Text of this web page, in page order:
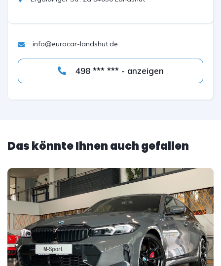
info@eurocar-landshut.de
498 *** *** - anzeigen
Das könnte Ihnen auch gefallen